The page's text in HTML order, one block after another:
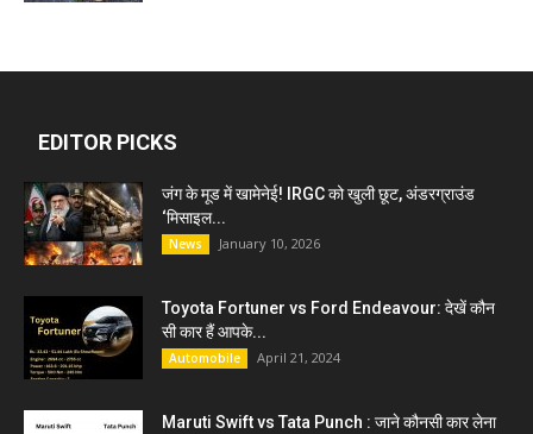
EDITOR PICKS
जंग के मूड में खामेनेई! IRGC को खुली छूट, अंडरग्राउंड
‘मिसाइल...
News January 10, 2026
Toyota Fortuner vs Ford Endeavour: देखें कौन
सी कार हैं आपके...
Automobile April 21, 2024
Maruti Swift vs Tata Punch : जाने कौनसी कार लेना